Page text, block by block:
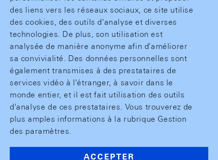
des liens vers les réseaux sociaux, ce site utilise
des cookies, des outils d'analyse et diverses
technologies. De plus, son utilisation est
analysée de manière anonyme afin d'améliorer
sa convivialité. Des données personnelles sont
également transmises à des prestataires de
services vidéo à l'étranger, à savoir dans le
monde entier, et il est fait utilisation des outils
d'analyse de ces prestataires. Vous trouverez de
plus amples informations à la rubrique Gestion
des paramètres.
ACCEPTER